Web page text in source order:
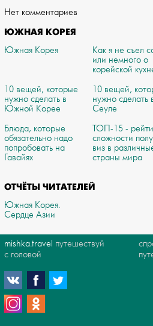
Нет комментариев
ЮЖНАЯ КОРЕЯ
Южная Корея
Как я не съел
или немного о
корейской
10 вещей, которые
нужно сделать в
Южной Корее
10 вещей,
нужно сделать
Сеуле
Блюда, которые
обязательно надо
попробовать на
Гавайях
ТОП-15 -
сложности
виз в
страны мира
ОТЧЁТЫ ЧИТАТЕЛЕЙ
Южная Корея.
Сердце Азии
mishka.travel путешествуй
с головой